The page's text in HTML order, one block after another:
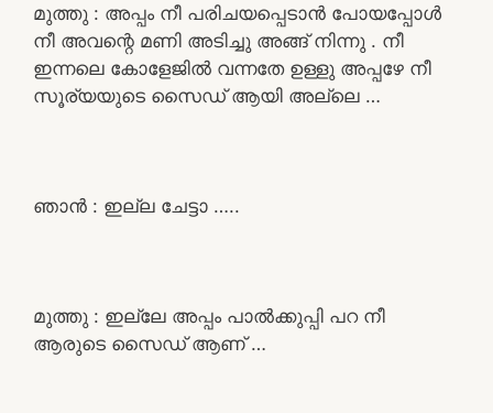
മുത്തു : അപ്പം നീ പരിചയപ്പെടാൻ പോയപ്പോൾ
നീ അവന്റെ മണി അടിച്ചു അങ്ങ് നിന്നു . നീ
ഇന്നലെ കോളേജിൽ വന്നതേ ഉള്ളു അപ്പഴേ നീ
സൂര്യയുടെ സൈഡ് ആയി അല്ലെ …
ഞാൻ : ഇല്ല ചേട്ടാ …..
മുത്തു : ഇല്ലേ അപ്പം പാൽക്കുപ്പി പറ നീ
ആരുടെ സൈഡ് ആണ് …